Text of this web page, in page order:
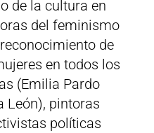
de la cultura en
del feminismo
de
en todos los
(Emilia Pardo
León), pintoras
políticas